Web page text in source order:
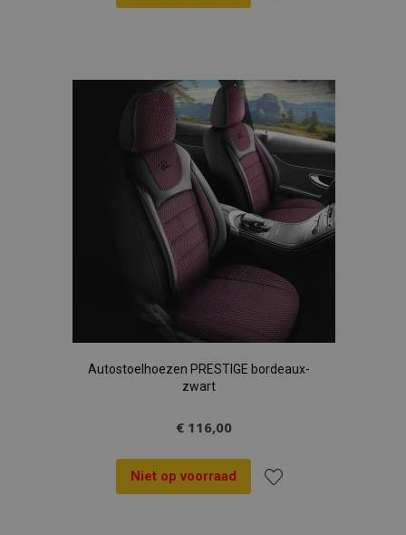
aan
verlanglijst
Autostoelhoezen PRESTIGE bordeaux-
zwart
€ 116,00
Niet op voorraad